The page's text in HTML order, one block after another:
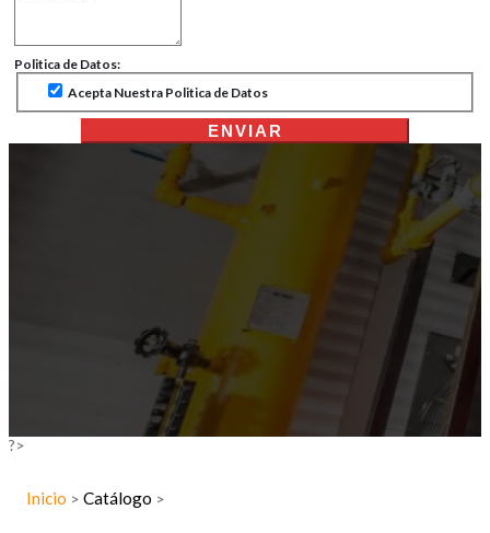
Politica de Datos:
Acepta Nuestra Politica de Datos
ENVIAR
?>
Inicio > Catálogo >